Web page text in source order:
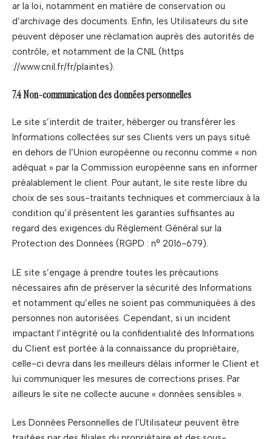
ar la loi, notamment en matière de conservation ou
d’archivage des documents. Enfin, les Utilisateurs du site
peuvent déposer une réclamation auprès des autorités de
contrôle, et notamment de la CNIL (https
://www.cnil.fr/fr/plaintes).
7.4 Non-communication des données personnelles
Le site s’interdit de traiter, héberger ou transférer les
Informations collectées sur ses Clients vers un pays situé
en dehors de l’Union européenne ou reconnu comme « non
adéquat » par la Commission européenne sans en informer
préalablement le client. Pour autant, le site reste libre du
choix de ses sous-traitants techniques et commerciaux à la
condition qu’il présentent les garanties suffisantes au
regard des exigences du Règlement Général sur la
Protection des Données (RGPD : n° 2016-679).
LE site s’engage à prendre toutes les précautions
nécessaires afin de préserver la sécurité des Informations
et notamment qu’elles ne soient pas communiquées à des
personnes non autorisées. Cependant, si un incident
impactant l’intégrité ou la confidentialité des Informations
du Client est portée à la connaissance du propriétaire,
celle-ci devra dans les meilleurs délais informer le Client et
lui communiquer les mesures de corrections prises. Par
ailleurs le site ne collecte aucune « données sensibles ».
Les Données Personnelles de l’Utilisateur peuvent être